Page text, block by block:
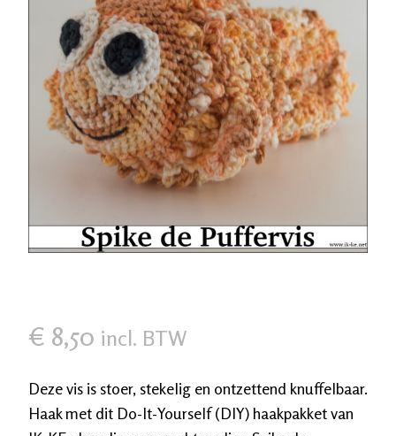
€ 8,50 incl. BTW
Deze vis is stoer, stekelig en ontzettend knuffelbaar.
Haak met dit Do-It-Yourself (DIY) haakpakket van